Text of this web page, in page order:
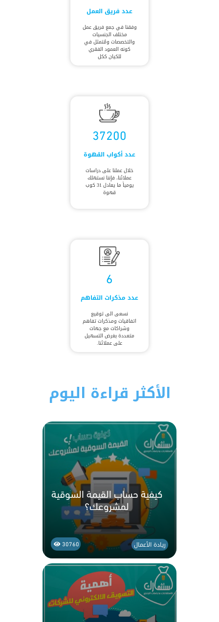
عدد فريق العمل
وفقنا في جمع فريق عمل
مختلف الجنسيات
والتخصصات ومُتمثل في
كونه العمود الفقري
للكيان ككل
37200
عدد أكواب القهوة
خلال عملنا على دراسات
عملائنا، فإننا نستهلك
يومياً ما يعادل 31 كوب
قهوة
6
عدد مذكرات التفاهم
نسعى الى توقيع
اتفاقيات ومذكرات تفاهم
وشراكات مع جهات
متعددة بغرض التسهيل
على عملائنا.
الأكثر قراءة اليوم
كيفية حساب القيمة السوقية
لمشروعك؟
30760 ريادة الأعمال